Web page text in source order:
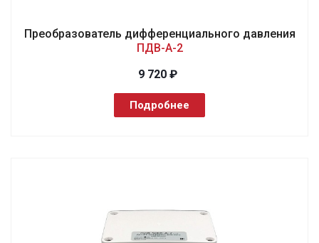
Преобразователь дифференциального давления
ПДВ-А-2
9 720 ₽
Подробнее